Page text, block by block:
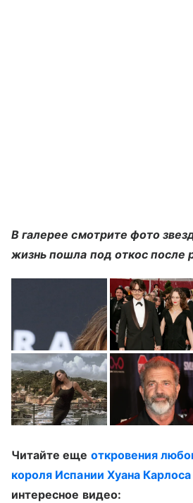
В галерее смотрите фото
жизнь пошла под откос после
Читайте еще откровения
короля Испании Хуана Карлоса
интересное видео: